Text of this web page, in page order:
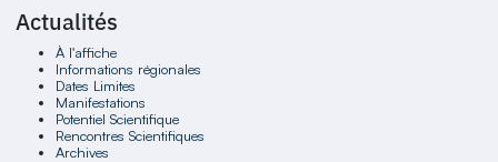
Actualités
À l'affiche
Informations régionales
Dates Limites
Manifestations
Potentiel Scientifique
Rencontres Scientifiques
Archives